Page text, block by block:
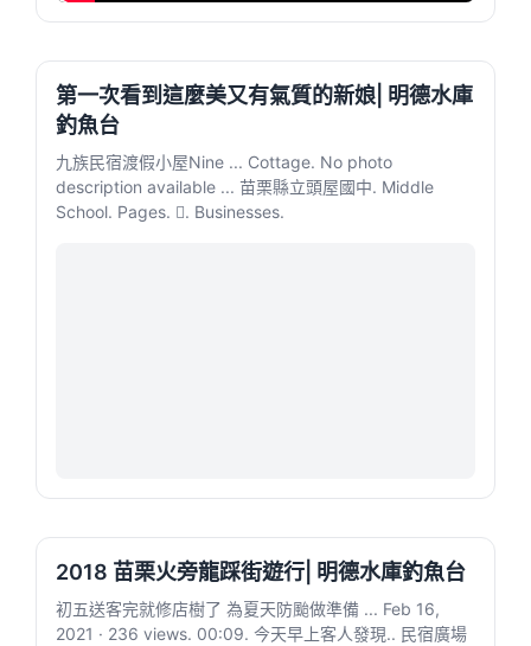
第一次看到這麼美又有氣質的新娘| 明德水庫
釣魚台
九族民宿渡假小屋Nine ... Cottage. No photo
description available ... 苗栗縣立頭屋國中. Middle
School. Pages. 󱙿. Businesses.
2018 苗栗火旁龍踩街遊行| 明德水庫釣魚台
初五送客完就修店樹了 為夏天防颱做準備 ... Feb 16,
2021 · 236 views. 00:09. 今天早上客人發現.. 民宿廣場